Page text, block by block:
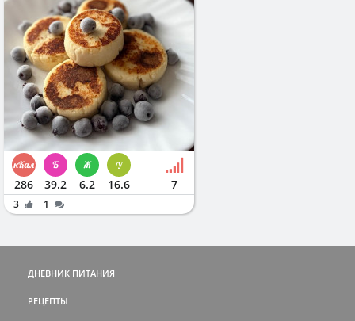
286 39.2 6.2 16.6 7
3 1
ДНЕВНИК ПИТАНИЯ
РЕЦЕПТЫ